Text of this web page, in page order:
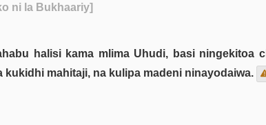
ni la Bukhaariy]
halisi kama mlima Uhudi, basi ningekitoa
mahitaji, na kulipa madeni ninayodaiwa.